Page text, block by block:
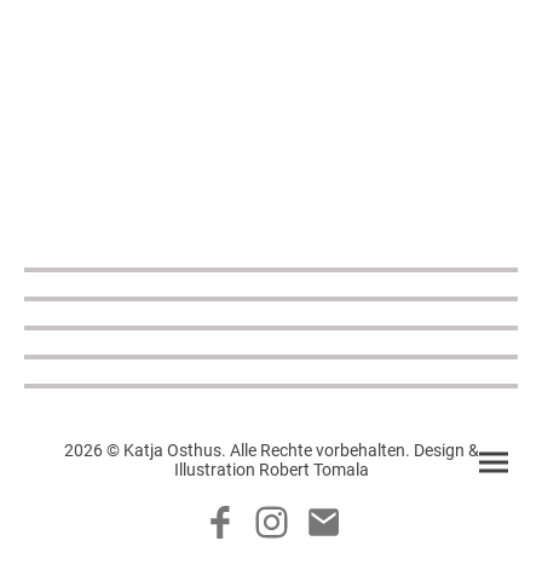
2026 © Katja Osthus. Alle Rechte vorbehalten. Design &
Illustration Robert Tomala